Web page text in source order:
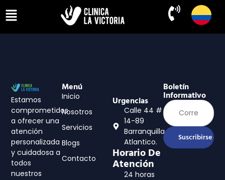
Estamos
comprometidos
a ofrecer una
atención
personalizada
y cuidadosa a
todos
nuestros
Menú
Inicio
Nosotros
Servicios
Blogs
Contacto
Urgencias
Calle 44 #
14-89
Barranquilla,
Atlantico.
Horario De
Atención
24 horas
Boletín
Informativo
Suscribirse